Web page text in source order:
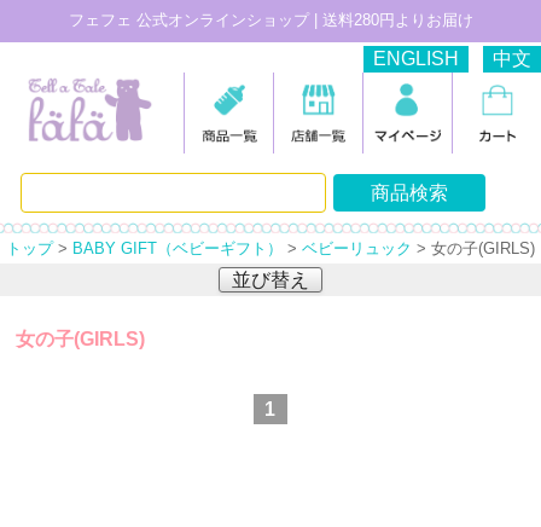
フェフェ 公式オンラインショップ | 送料280円よりお届け
ENGLISH 中文
トップ> BABY GIFT（ベビーギフト） > ベビーリュック > 女の子(GIRLS)
並び替え
女の子(GIRLS)
1